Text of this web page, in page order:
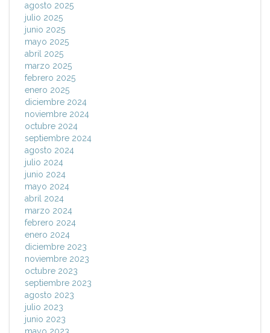
agosto 2025
julio 2025
junio 2025
mayo 2025
abril 2025
marzo 2025
febrero 2025
enero 2025
diciembre 2024
noviembre 2024
octubre 2024
septiembre 2024
agosto 2024
julio 2024
junio 2024
mayo 2024
abril 2024
marzo 2024
febrero 2024
enero 2024
diciembre 2023
noviembre 2023
octubre 2023
septiembre 2023
agosto 2023
julio 2023
junio 2023